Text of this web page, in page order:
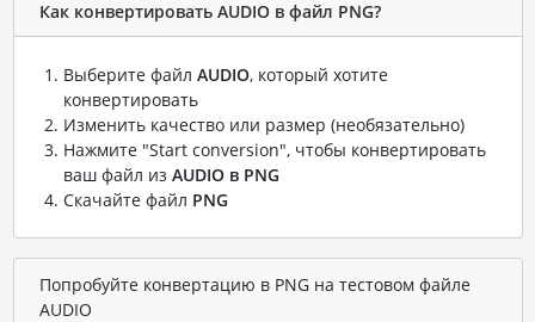
Как конвертировать AUDIO в файл PNG?
Выберите файл AUDIO, который хотите
конвертировать
Изменить качество или размер (необязательно)
Нажмите "Start conversion", чтобы конвертировать
ваш файл из AUDIO в PNG
Скачайте файл PNG
Попробуйте конвертацию в PNG на тестовом файле
AUDIO